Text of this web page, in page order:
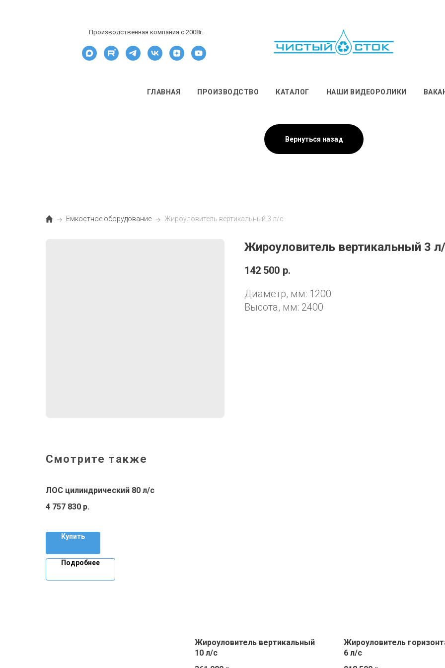
Производственная компания c 2008г.
ГЛАВНАЯ ПРОИЗВОДСТВО КАТАЛОГ НАШИ ВИДЕОРОЛИКИ
Вернуться назад
Емкостное оборудование Жироуловитель вертикальный 3 л/с
Жироуловитель вертикальный 3
142 500 р.
Диаметр, мм: 1200
Высота, мм: 2400
Смотрите также
ЛОС цилиндрический 80 л/с
4 757 830 р.
Купить
Подробнее
Жироуловитель вертикальный
10 л/с
Жироуловитель
6 л/с